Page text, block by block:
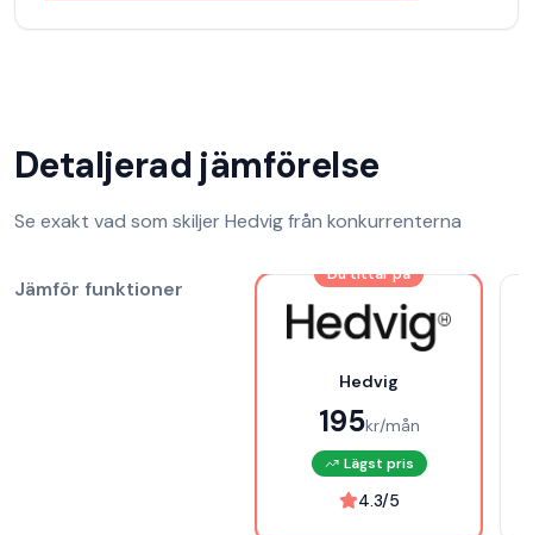
Detaljerad jämförelse
Se exakt vad som skiljerHedvigfrån konkurrenterna
Jämför funktioner
Du tittar på
Hedvig
195kr/mån
Lägst pris
4.3/5